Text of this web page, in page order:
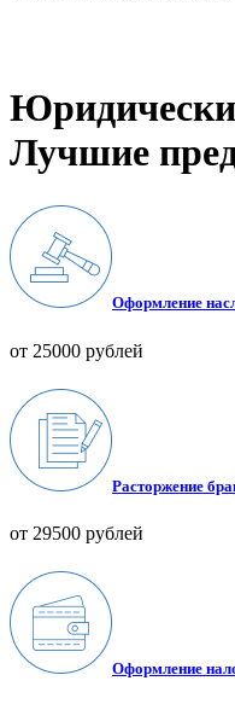
Лучшие
Оформление
от 25000 рублей
Расторжение
от 29500 рублей
Оформление